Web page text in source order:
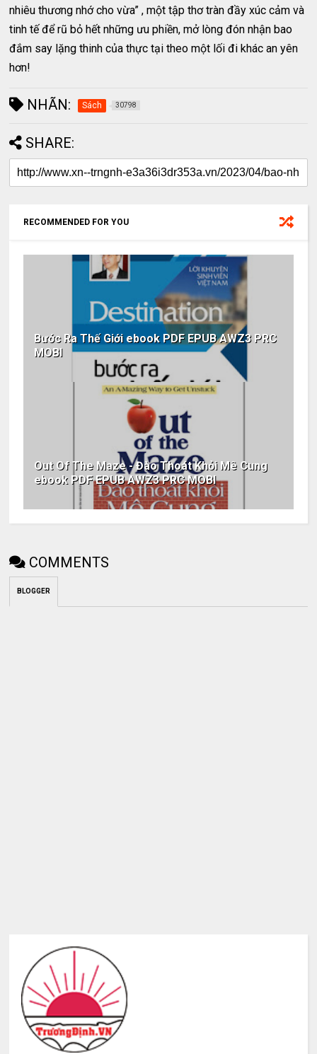
nhiêu thương nhớ cho vừa” , một tập thơ tràn đầy xúc cảm và
tinh tế để rũ bỏ hết những ưu phiền, mở lòng đón nhận bao
đắm say lặng thinh của thực tại theo một lối đi khác an yên
hơn!
NHÃN: Sách 30798
SHARE:
RECOMMENDED FOR YOU
Bước Ra Thế Giới ebook PDF EPUB AWZ3 PRC
MOBI
Out Of The Maze - Đào Thoát Khỏi Mê Cung
ebook PDF EPUB AWZ3 PRC MOBI
COMMENTS
BLOGGER